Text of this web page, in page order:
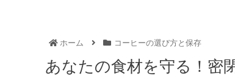
ホーム コーヒーの選び方と保存
あなたの食材を守る！密